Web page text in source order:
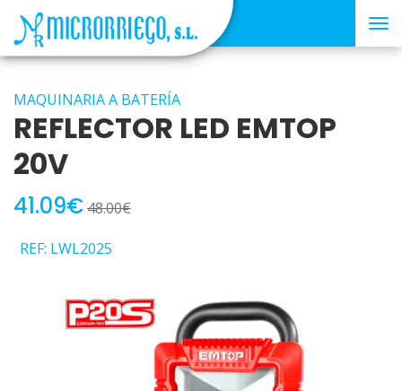
MAQUINARIA A BATERÍA
REFLECTOR LED EMTOP
20V
41.09€48.00€
REF: LWL2025